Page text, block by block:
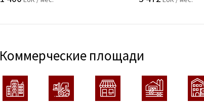
Коммерческие площади